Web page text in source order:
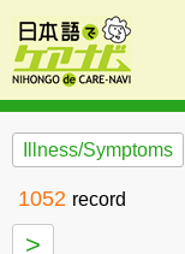
Illness/Symptoms
1052 record
>